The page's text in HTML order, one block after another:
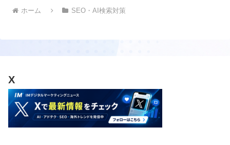
ホーム SEO・AI検索対策
X